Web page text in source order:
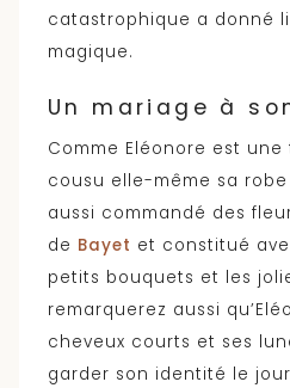
catastrophique a donné
magique.
Un mariage à
Comme Eléonore est
cousu elle-même sa
aussi commandé des
de Bayet et constitué
petits bouquets et les
remarquerez aussi
cheveux courts et ses
garder son identité le